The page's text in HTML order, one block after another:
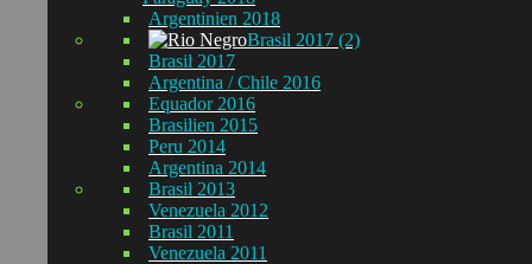
Argentinien 2018
Brasil 2017 (2)
Brasil 2017
Argentina / Chile 2016
Equador 2016
Brasilien 2015
Peru 2014
Argentina 2014
Brasil 2013
Venezuela 2012
Brasil 2011
Venezuela 2011